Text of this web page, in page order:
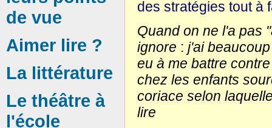
des stratégies tout à
Quand on ne l'a pas
ignore : j'ai
eu à me battre
chez les enfants
coriace selon
lire
de vue
Aimer lire ?
La littérature
Le théâtre à
l'école